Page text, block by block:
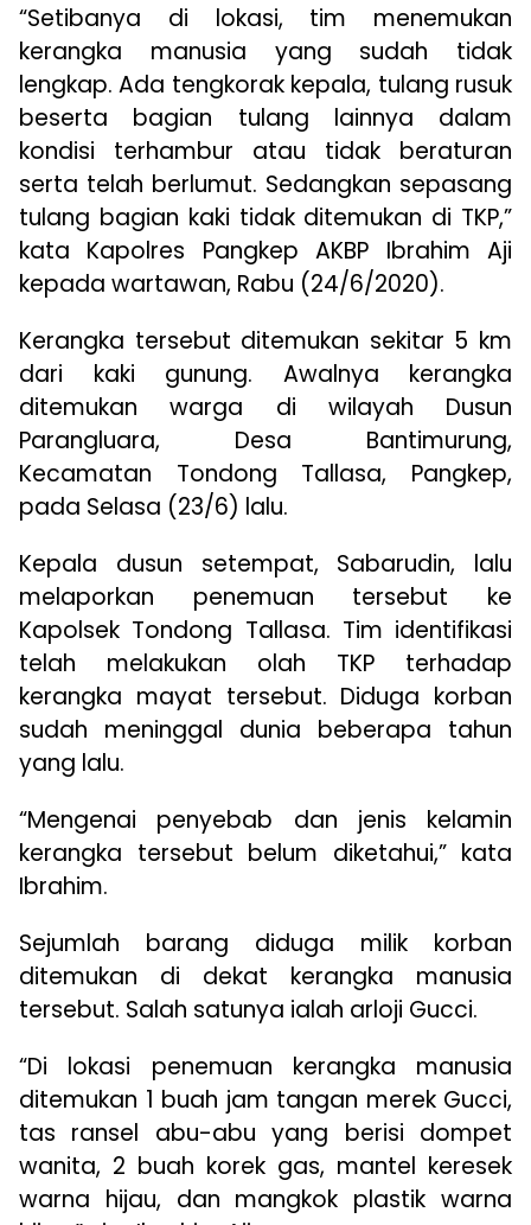
“Setibanya di lokasi, tim menemukan
kerangka manusia yang sudah tidak
lengkap. Ada tengkorak kepala, tulang rusuk
beserta bagian tulang lainnya dalam
kondisi terhambur atau tidak beraturan
serta telah berlumut. Sedangkan sepasang
tulang bagian kaki tidak ditemukan di TKP,”
kata Kapolres Pangkep AKBP Ibrahim Aji
kepada wartawan, Rabu (24/6/2020).
Kerangka tersebut ditemukan sekitar 5 km
dari kaki gunung. Awalnya kerangka
ditemukan warga di wilayah Dusun
Parangluara, Desa Bantimurung,
Kecamatan Tondong Tallasa, Pangkep,
pada Selasa (23/6) lalu.
Kepala dusun setempat, Sabarudin, lalu
melaporkan penemuan tersebut ke
Kapolsek Tondong Tallasa. Tim identifikasi
telah melakukan olah TKP terhadap
kerangka mayat tersebut. Diduga korban
sudah meninggal dunia beberapa tahun
yang lalu.
“Mengenai penyebab dan jenis kelamin
kerangka tersebut belum diketahui,” kata
Ibrahim.
Sejumlah barang diduga milik korban
ditemukan di dekat kerangka manusia
tersebut. Salah satunya ialah arloji Gucci.
“Di lokasi penemuan kerangka manusia
ditemukan 1 buah jam tangan merek Gucci,
tas ransel abu-abu yang berisi dompet
wanita, 2 buah korek gas, mantel keresek
warna hijau, dan mangkok plastik warna